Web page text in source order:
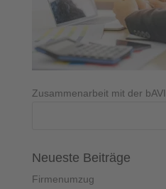
Zusammenarbeit mit der bAVI
Neueste Beiträge
Firmenumzug